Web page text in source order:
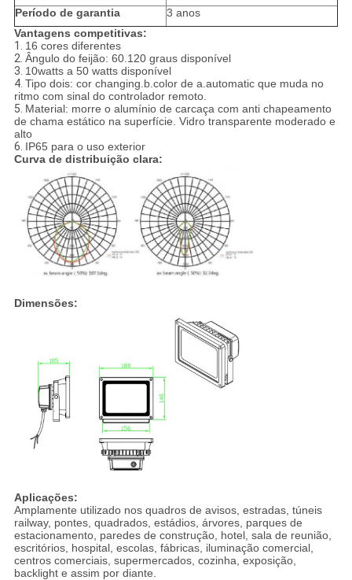
Período de garantia
3 anos
Vantagens competitivas:
1. 16 cores diferentes
2. Ângulo do feijão: 60.120 graus disponível
3. 10watts a 50 watts disponível
4. Tipo dois: cor changing.b.color de a.automatic que muda no
ritmo com sinal do controlador remoto.
5. Material: morre o alumínio de carcaça com anti chapeamento
de chama estático na superfície. Vidro transparente moderado e
alto
6. IP65 para o uso exterior
Curva de distribuição clara:
Dimensões:
Aplicações:
Amplamente utilizado nos quadros de avisos, estradas, túneis
railway, pontes, quadrados, estádios, árvores, parques de
estacionamento, paredes de construção, hotel, sala de reunião,
escritórios, hospital, escolas, fábricas, iluminação comercial,
centros comerciais, supermercados, cozinha, exposição,
backlight e assim por diante.